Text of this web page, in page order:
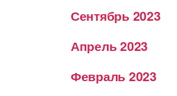
Сентябрь 2023
Апрель 2023
Февраль 2023